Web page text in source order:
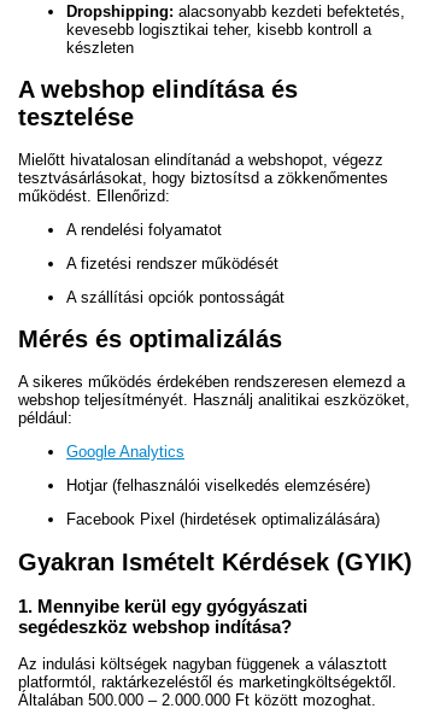
Dropshipping: alacsonyabb kezdeti befektetés,
kevesebb logisztikai teher, kisebb kontroll a
készleten
A webshop elindítása és
tesztelése
Mielőtt hivatalosan elindítanád a webshopot, végezz
tesztvásárlásokat, hogy biztosítsd a zökkenőmentes
működést. Ellenőrizd:
A rendelési folyamatot
A fizetési rendszer működését
A szállítási opciók pontosságát
Mérés és optimalizálás
A sikeres működés érdekében rendszeresen elemezd a
webshop teljesítményét. Használj analitikai eszközöket,
például:
Google Analytics
Hotjar (felhasználói viselkedés elemzésére)
Facebook Pixel (hirdetések optimalizálására)
Gyakran Ismételt Kérdések (GYIK)
1. Mennyibe kerül egy gyógyászati
segédeszköz webshop indítása?
Az indulási költségek nagyban függenek a választott
platformtól, raktárkezeléstől és marketingköltségektől.
Általában 500.000 – 2.000.000 Ft között mozoghat.